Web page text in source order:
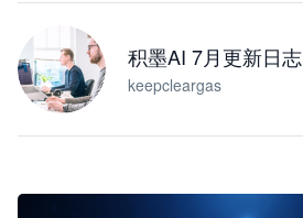
积墨AI 7月更新日志
keepcleargas